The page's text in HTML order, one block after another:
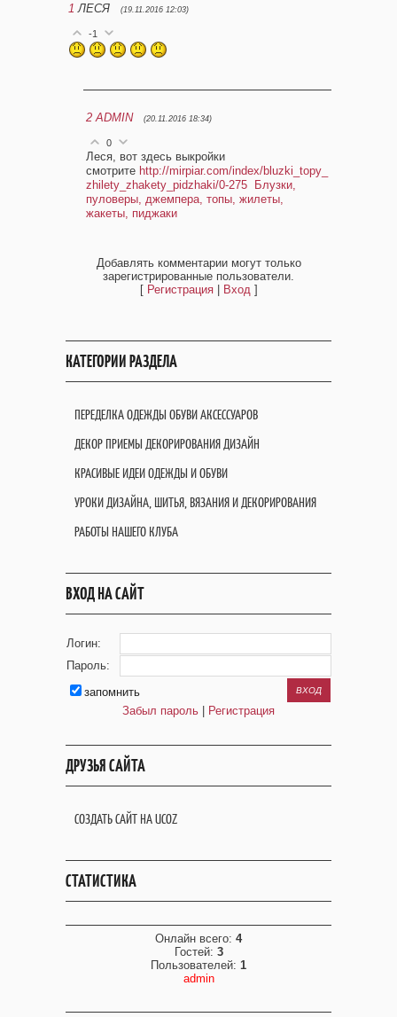
1 ЛЕСЯ (19.11.2016 12:03)
-1
2 ADMIN (20.11.2016 18:34)
0
Леся, вот здесь выкройки
смотрите http://mirpiar.com/index/bluzki_topy_
zhilety_zhakety_pidzhaki/0-275
Блузки,
пуловеры, джемпера, топы, жилеты,
жакеты, пиджаки
Добавлять комментарии могут только
зарегистрированные пользователи.
[ Регистрация| Вход ]
КАТЕГОРИИ РАЗДЕЛА
ПЕРЕДЕЛКА ОДЕЖДЫ ОБУВИ АКСЕССУАРОВ
ДЕКОР ПРИЕМЫ ДЕКОРИРОВАНИЯ ДИЗАЙН
КРАСИВЫЕ ИДЕИ ОДЕЖДЫ И ОБУВИ
УРОКИ ДИЗАЙНА, ШИТЬЯ, ВЯЗАНИЯ И ДЕКОРИРОВАНИЯ
РАБОТЫ НАШЕГО КЛУБА
ВХОД НА САЙТ
Логин:
Пароль:
запомнить
Забыл пароль
Регистрация
ДРУЗЬЯ САЙТА
СОЗДАТЬ САЙТ НА UCOZ
СТАТИСТИКА
Онлайн всего: 4
Гостей: 3
Пользователей: 1
admin